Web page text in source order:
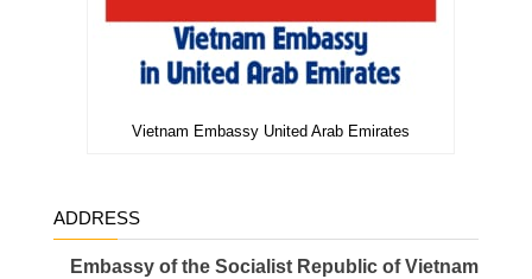
Vietnam Embassy United Arab Emirates
ADDRESS
Embassy of the Socialist Republic of Vietnam